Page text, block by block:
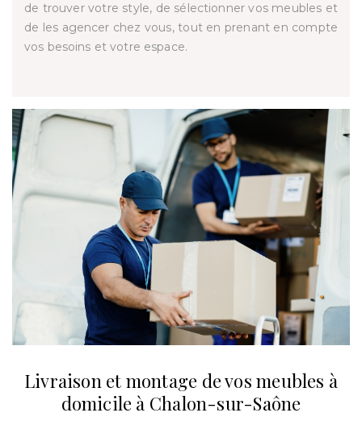
de trouver votre style, de sélectionner vos meubles et
de les agencer chez vous, tout en prenant en compte
vos besoins et votre espace.
Livraison et montage de vos meubles à
domicile à Chalon-sur-Saône